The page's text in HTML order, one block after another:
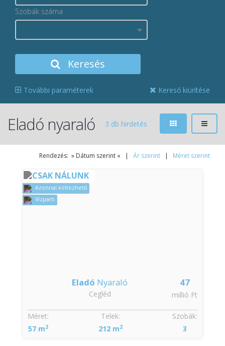
Szobák száma
Keresés
További paraméterek Kereső kiürítése
3 db hirdetés
Eladó nyaraló
Rendezés: » Dátum szerint « | Ár szerint | Méret szerint
CSAK NÁLUNK
Azonnal költözhető
Vízparti
47
millió Ft
Eladó Nyaraló
Cegléd
Szobák:
3
Méret:
57 m2
Telek:
212 m2